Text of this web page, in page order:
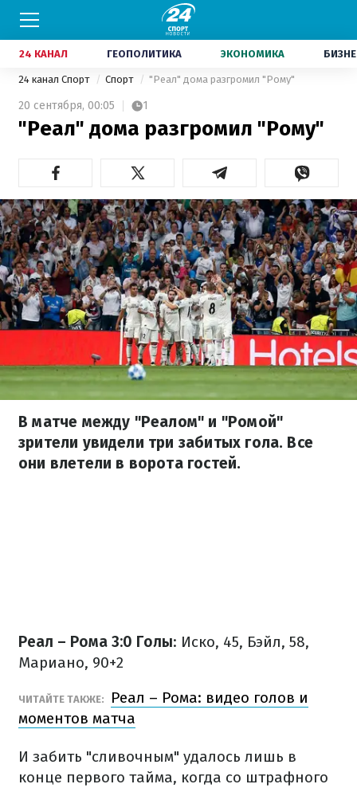
24 КАНАЛ ГЕОПОЛИТИКА ЭКОНОМИКА
24 канал Спорт Спорт "Реал" дома разгромил "Рому"
20 сентября, 00:05 1
"Реал" дома разгромил "Рому"
В матче между "Реалом" и "Ромой"
зрители увидели три забитых гола. Все
они влетели в ворота гостей.
Реал – Рома 3:0 Голы: Иско, 45, Бэйл, 58,
Мариано, 90+2
ЧИТАЙТЕ ТАКЖЕ:
Реал – Рома: видео голов и
моментов матча
И забить "сливочным" удалось лишь в
конце первого тайма, когда со штрафного